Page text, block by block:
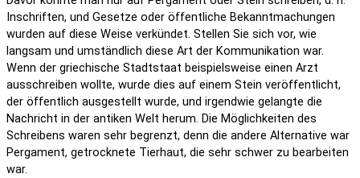
Inschriften, und Gesetze oder öffentliche Bekanntmachungen
wurden auf diese Weise verkündet. Stellen Sie sich vor, wie
langsam und umständlich diese Art der Kommunikation war.
Wenn der griechische Stadtstaat beispielsweise einen Arzt
ausschreiben wollte, wurde dies auf einem Stein veröffentlicht,
der öffentlich ausgestellt wurde, und irgendwie gelangte die
Nachricht in der antiken Welt herum. Die Möglichkeiten des
Schreibens waren sehr begrenzt, denn die andere Alternative war
Pergament, getrocknete Tierhaut, die sehr schwer zu bearbeiten
war.